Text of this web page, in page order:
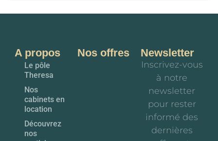
A propos
Le pôle
Theresa
Nos
cabinets en
location
Découvrez
nos
Nos offres Newsletter
Inscrivez-vous
à notre
newsletter
pour rester
informé des
dernières